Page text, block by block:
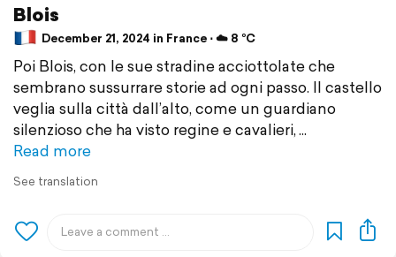
Blois
December 21, 2024 in France ⋅ ☁️ 8 °C
Poi Blois, con le sue stradine acciottolate che
sembrano sussurrare storie ad ogni passo. Il castello
veglia sulla città dall’alto, come un guardiano
silenzioso che ha visto regine e cavalieri,
Read more
See translation